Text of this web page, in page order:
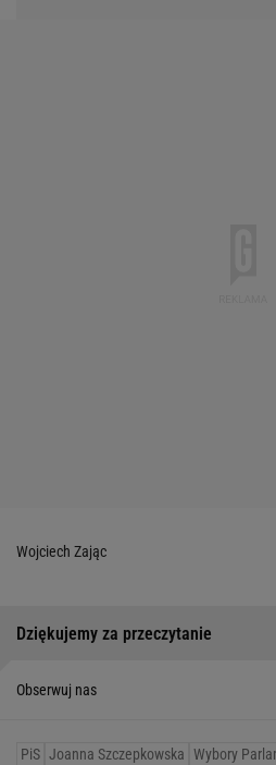
Wojciech Zając
Dziękujemy za przeczytanie
Obserwuj nas
PiS Joanna Szczepkowska Wybory